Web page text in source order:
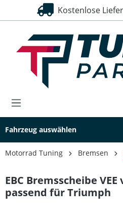
springen Kostenlose
30 Tage
Fahrzeug auswählen
Motorrad Tuning Bremsen
EBC Bremsscheibe
passend für Triumph